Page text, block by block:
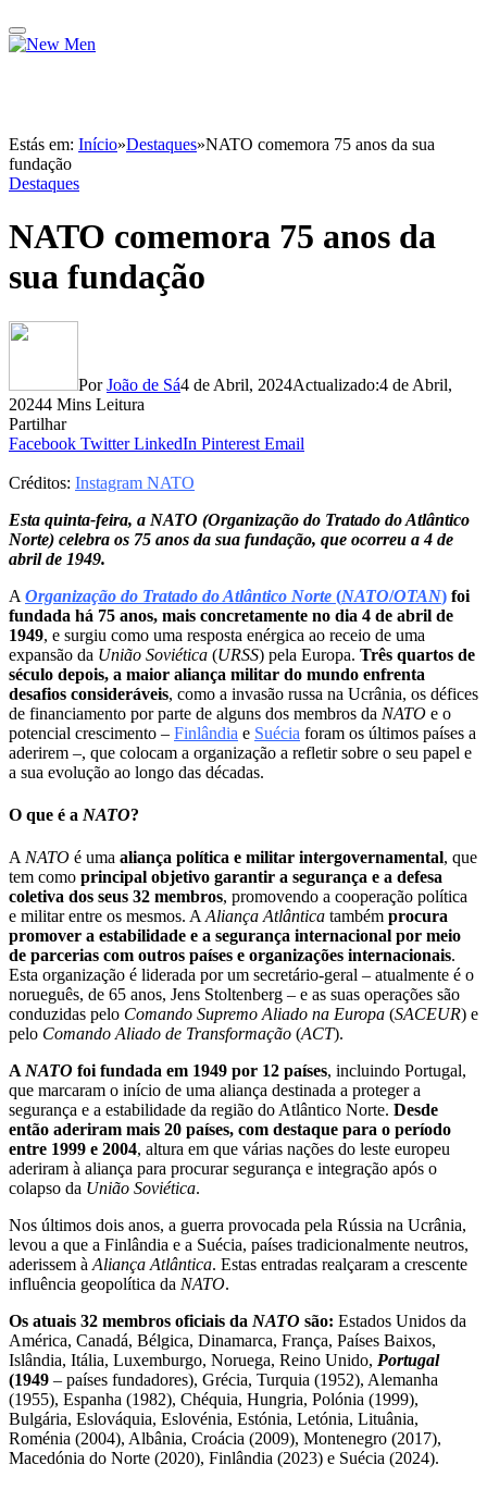
Estás em: Início»Destaques»NATO comemora 75 anos da sua
fundação
Destaques
NATO comemora 75 anos da
sua fundação
Por João de Sá4 de Abril, 2024Actualizado:4 de Abril,
20244 Mins Leitura
Partilhar
Facebook Twitter LinkedIn Pinterest Email
Créditos: Instagram NATO
Esta quinta-feira, a NATO (Organização do Tratado do Atlântico
Norte) celebra os 75 anos da sua fundação, que ocorreu a 4 de
abril de 1949.
A Organização do Tratado do Atlântico Norte (NATO/OTAN) foi
fundada há 75 anos, mais concretamente no dia 4 de abril de
1949, e surgiu como uma resposta enérgica ao receio de uma
expansão da União Soviética (URSS) pela Europa. Três quartos de
século depois, a maior aliança militar do mundo enfrenta
desafios consideráveis, como a invasão russa na Ucrânia, os défices
de financiamento por parte de alguns dos membros da NATO e o
potencial crescimento – Finlândia e Suécia foram os últimos países a
aderirem –, que colocam a organização a refletir sobre o seu papel e
a sua evolução ao longo das décadas.
O que é a NATO?
ANATO é uma aliança política e militar intergovernamental, que
tem como principal objetivo garantir a segurança e a defesa
coletiva dos seus 32 membros, promovendo a cooperação política
e militar entre os mesmos. AAliança Atlântica também procura
promover a estabilidade e a segurança internacional por meio
de parcerias com outros países e organizações internacionais.
Esta organização é liderada por um secretário-geral – atualmente é o
norueguês, de 65 anos, Jens Stoltenberg – e as suas operações são
conduzidas pelo Comando Supremo Aliado na Europa (SACEUR) e
pelo Comando Aliado de Transformação (ACT).
ANATO foi fundada em 1949 por 12 países, incluindo Portugal,
que marcaram o início de uma aliança destinada a proteger a
segurança e a estabilidade da região do Atlântico Norte. Desde
então aderiram mais 20 países, com destaque para o período
entre 1999 e 2004, altura em que várias nações do leste europeu
aderiram à aliança para procurar segurança e integração após o
colapso da União Soviética.
Nos últimos dois anos, a guerra provocada pela Rússia na Ucrânia,
levou a que a Finlândia e a Suécia, países tradicionalmente neutros,
aderissem àAliança Atlântica. Estas entradas realçaram a crescente
influência geopolítica da NATO.
Os atuais 32 membros oficiais da NATO são: Estados Unidos da
América, Canadá, Bélgica, Dinamarca, França, Países Baixos,
Islândia, Itália, Luxemburgo, Noruega, Reino Unido, Portugal
(1949 – países fundadores), Grécia, Turquia (1952), Alemanha
(1955), Espanha (1982), Chéquia, Hungria, Polónia (1999),
Bulgária, Eslováquia, Eslovénia, Estónia, Letónia, Lituânia,
Roménia (2004), Albânia, Croácia (2009), Montenegro (2017),
Macedónia do Norte (2020), Finlândia (2023) e Suécia (2024).